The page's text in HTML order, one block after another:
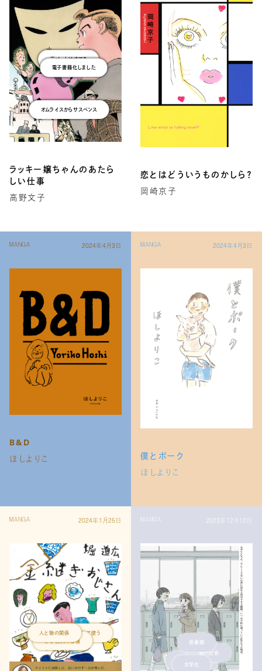
ラッキー嬢ちゃんのあたら
しい仕事
高野文子
デパートはすてき
オムライスからサスペンス
電子書籍化しました
恋とはどういうものかしら？
岡崎京子
MANGA 2024年4月3日
B&D
ほしよりこ
MANGA 2024年4月3日
僕とポーク
ほしよりこ
MANGA 2024年1月25日
壊れても直して使う
ひび割れの修復
人と物の関係
MANGA 2023年12月12日
現代社会